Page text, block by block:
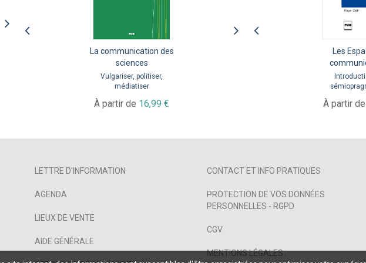
Élections et télévision
À partir de13,99 €
Outils et
éducatifs
Une approche
À partir de
La communication des
sciences
Vulgariser, politiser,
médiatiser
À partir de 16,99 €
Nous,
Déontologie et
À partir de
Communication de l’état
et gouvernement du
social
Pour une société parfaite ?
À partir de20,30 €
Les
À partir de
LETTRE D'INFORMATION
AGENDA
LIEUX DE VENTE
AIDE GÉNÉRALE
CONTACT ET INFO PRATIQUES
PROTECTION DE VOS DONNÉES
PERSONNELLES - RGPD
CGV
MENTIONS LÉGALES